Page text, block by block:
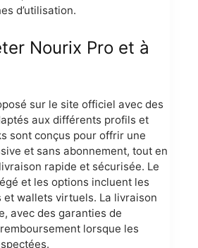
d’utilisation.
Nourix Pro et à
sur le site officiel avec des
aux différents profils et
sont conçus pour offrir une
et sans abonnement, tout en
rapide et sécurisée. Le
et les options incluent les
wallets virtuels. La livraison
avec des garanties de
lorsque les